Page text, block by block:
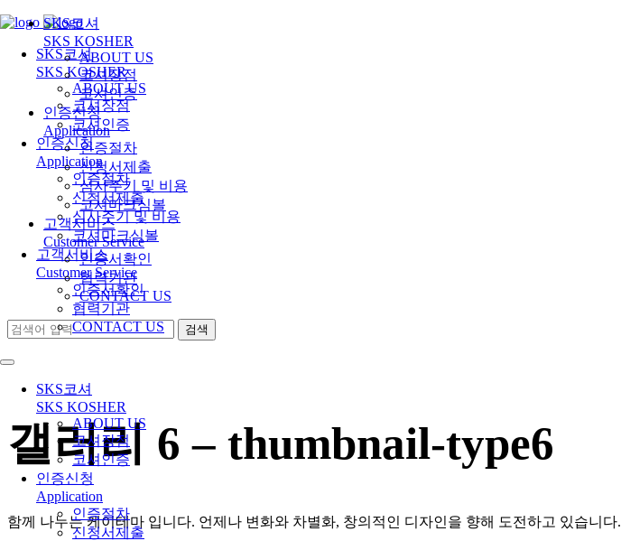
SKS코셔
SKS KOSHER
ABOUT US
코셔장점
코셔인증
인증신청
Application
인증절차
신청서제출
심사주기 및 비용
코셔마크심볼
고객서비스
Customer Service
인증서확인
협력기관
CONTACT US
SKS코셔
SKS KOSHER
ABOUT US
코셔장점
코셔인증
인증신청
Application
인증절차
신청서제출
SKS코셔
SKS KOSHER
ABOUT US
코셔장점
코셔인증
인증신청
Application
인증절차
신청서제출
심사주기 및 비용
코셔마크심볼
고객서비스
Customer Service
인증서확인
협력기관
CONTACT US
갤러리 6 – thumbnail-type6
함께 나누는 케이테마 입니다. 언제나 변화와 차별화, 창의적인 디자인을 향해 도전하고 있습니다.